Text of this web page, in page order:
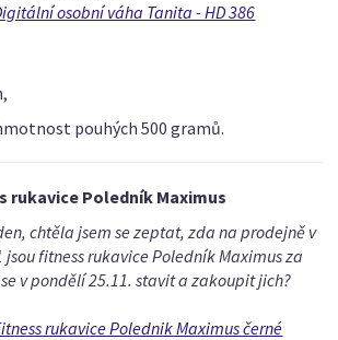
osobní váha Tanita - HD 386
pouhých 500 gramů.
rukavice Poledník Maximus
chtěla jsem se zeptat, zda na prodejně v
jsou fitness rukavice Poledník Maximus za
v pondělí 25.11. stavit a zakoupit jich?
rukavice Polednik Maximus černé